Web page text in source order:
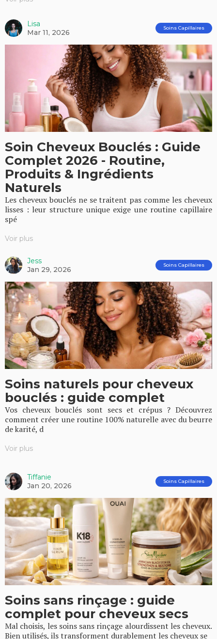
Lisa
Mar 11, 2026
Soins Capillaires
Soin Cheveux Bouclés : Guide
Complet 2026 - Routine,
Produits & Ingrédients
Naturels
Les cheveux bouclés ne se traitent pas comme les cheveux
lisses : leur structure unique exige une routine capillaire
spé
Voir plus
Jess
Jan 29, 2026
Soins Capillaires
Soins naturels pour cheveux
bouclés : guide complet
Vos cheveux bouclés sont secs et crépus ? Découvrez
comment créer une routine 100% naturelle avec du beurre
de karité, d
Voir plus
Tiffanie
Jan 20, 2026
Soins Capillaires
Soins sans rinçage : guide
complet pour cheveux secs
Mal choisis, les soins sans rinçage alourdissent les cheveux.
Bien utilisés, ils transforment durablement les cheveux se